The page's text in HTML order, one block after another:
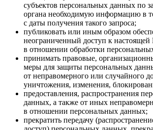
субъектов персональных данных по
органа необходимую информацию в
с даты получения такого запроса;
публиковать или иным образом
неограниченный доступ к
в отношении обработки
принимать правовые,
меры для защиты персональных
от неправомерного или случайного
уничтожения, изменения,
предоставления, распространения
данных, а также от иных
в отношении персональных данных;
прекратить передачу